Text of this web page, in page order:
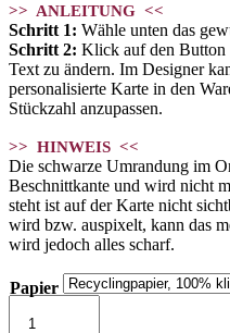
>> ANLEITUNG <<
Schritt 1: Wähle unten das
Schritt 2: Klick auf den Button
Text zu ändern. Im Designer
personalisierte Karte in den
Stückzahl anzupassen.
>> HINWEIS <<
Die schwarze Umrandung im
Beschnittkante und wird nicht
steht ist auf der Karte nicht
wird bzw. auspixelt, kann das
wird jedoch alles scharf.
Papier
Kirchenheft
Fächer